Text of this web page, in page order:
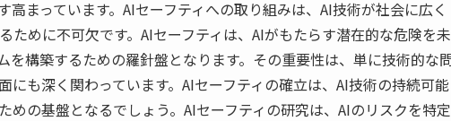
まっています。AIセーフティへの取り組みは、AI技術が社会に広く
ために不可欠です。AIセーフティは、AIがもたらす潜在的な危険を未
を構築するための羅針盤となります。その重要性は、単に技術的な
にも深く関わっています。AIセーフティの確立は、AI技術の持続可能
めの基盤となるでしょう。AIセーフティの研究は、AIのリスクを特定